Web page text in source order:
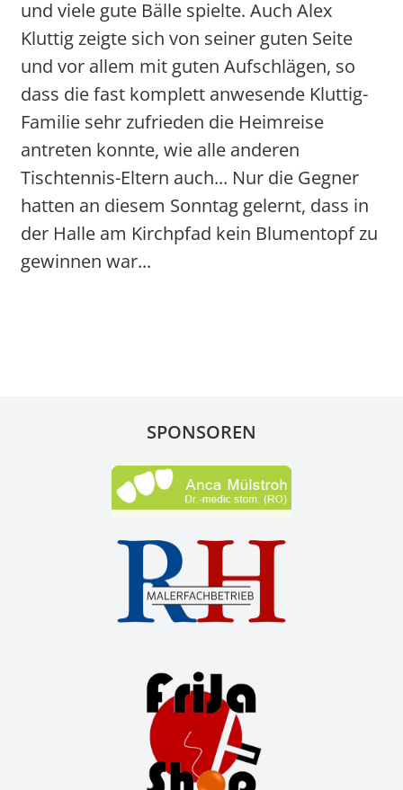
und viele gute Bälle spielte. Auch Alex
Kluttig zeigte sich von seiner guten Seite
und vor allem mit guten Aufschlägen, so
dass die fast komplett anwesende Kluttig-
Familie sehr zufrieden die Heimreise
antreten konnte, wie alle anderen
Tischtennis-Eltern auch... Nur die Gegner
hatten an diesem Sonntag gelernt, dass in
der Halle am Kirchpfad kein Blumentopf zu
gewinnen war...
SPONSOREN